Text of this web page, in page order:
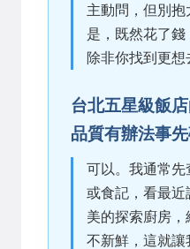
主動問，但別
是，既然花了錢
除非你找到更想
台北五星級飯
品質有辦法事
可以。我通常
或食記，看最
美的探索廚房
不新鮮，這就